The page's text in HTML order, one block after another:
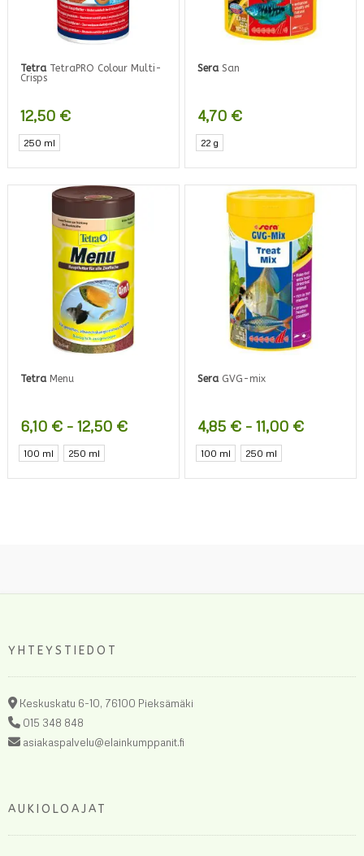
Tetra TetraPRO Colour Multi-
Crisps
12,50 €
250 ml
Sera San
4,70 €
22 g
Tetra Menu
6,10 € – 12,50 €Hintaluokka:
100 ml 250 ml
valinnat
Sera GVG-mix
4,85 € – 11,00 €
100 ml 250 ml
valinnat
YHTEYSTIEDOT
Keskuskatu 6-10, 76100 Pieksämäki
015 348 848
asiakaspalvelu@elainkumppanit.fi
AUKIOLOAJAT